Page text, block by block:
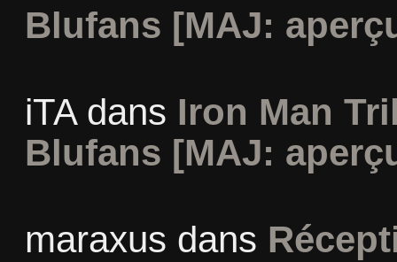
Blufans [MAJ:
iTAdans Iron Man
Blufans [MAJ:
maraxus dans